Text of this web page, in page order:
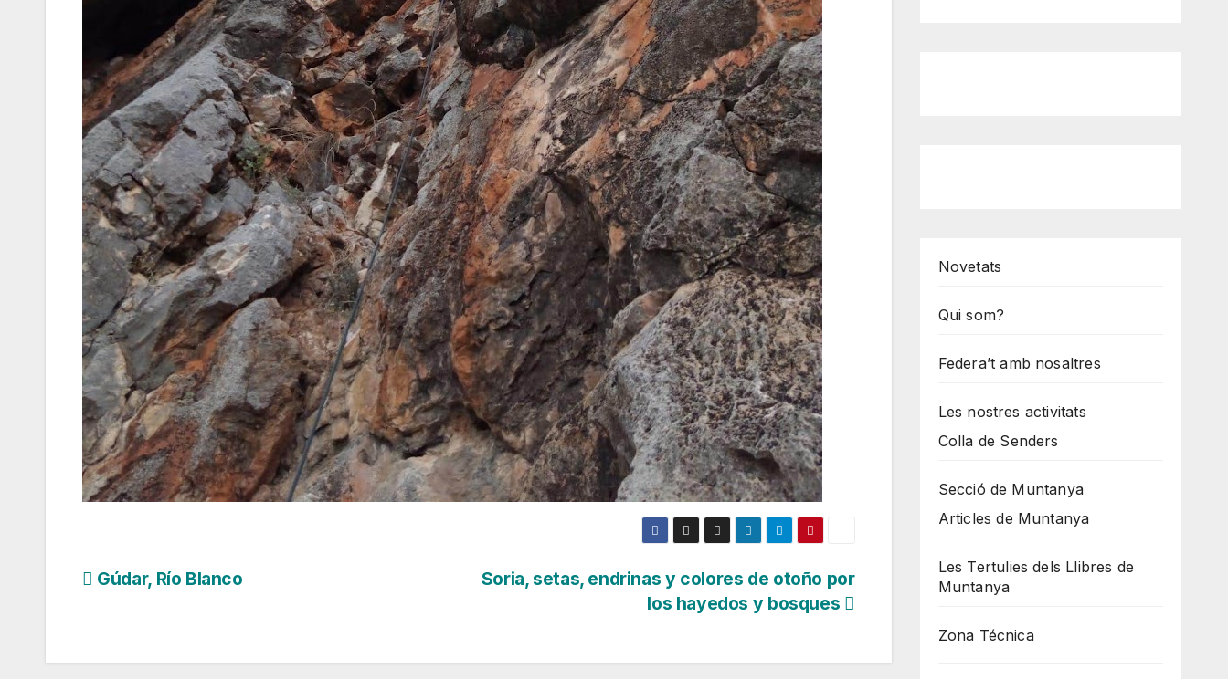
Navegación
entradas
Soria, setas, endrinas y colores de otoño por
los hayedos y bosques
Gúdar, Río Blanco
Novetats
Qui som?
Federa’t amb nosaltres
Les nostres activitats
Colla de Senders
Secció de Muntanya
Articles de Muntanya
Les Tertulies dels Llibres de
Muntanya
Zona Técnica